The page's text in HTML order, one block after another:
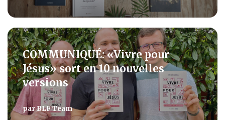
COMMUNIQUÉ: «Vivre pour
Jésus» sort en 10 nouvelles
versions
parBLF Team